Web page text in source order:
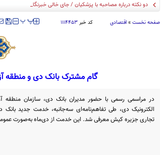
دو نکته درباره مصاحبه با پزشکیان / جای خالی خبرنگاران مستقل
صفحه نخست » اقتصادی کد خبر ۱۱۱۴۴۵۳ ‍‍‍ پ پ
گام مشترک بانک دی و منطقه
در مراسمی رسمی با حضور مدیران بانک دی، سازمان
الکترونیک دی، طی تفاهم‌نامه‌ای سه‌جانبه، خدمت جدید بانک
تجاری جزیره کیش معرفی شد. این خدمت از دی‌ماه به‌صورت